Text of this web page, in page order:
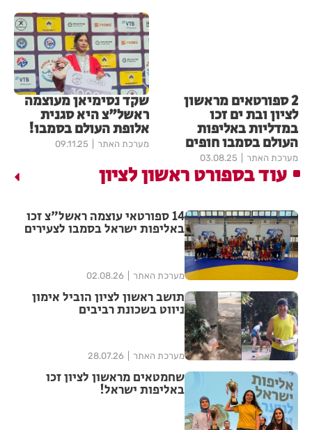
2 ספורטאים מראשון
לציון ובת ים זכו
במדליות באליפות
העולם בסמבו חופים
מערכת האתר 03.08.25
שקד נסימיאן מעוצמה
ראשל"צ היא סגנית
אלופת העולם בסמבו!
מערכת האתר 09.11.25
עוד בספורט ראשון לציון
14 ספורטאי עוצמה ראשל"צ זכו
באליפות ישראל בסמבו לצעירים
מערכת האתר 02.08.26
תושב ראשון לציון הוביל אימון
ניווט בשכונת רביבים
מערכת האתר 28.07.26
שחמטאים מראשון לציון זכו
באליפות ישראל!